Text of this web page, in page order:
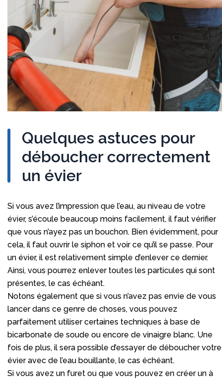
Quelques astuces pour
déboucher correctement
un évier
Si vous avez l’impression que l’eau, au niveau de votre
évier, s’écoule beaucoup moins facilement, il faut vérifier
que vous n’ayez pas un bouchon. Bien évidemment, pour
cela, il faut ouvrir le siphon et voir ce qu’il se passe. Pour
un évier, il est relativement simple d’enlever ce dernier.
Ainsi, vous pourrez enlever toutes les particules qui sont
présentes, le cas échéant.
Notons également que si vous n’avez pas envie de vous
lancer dans ce genre de choses, vous pouvez
parfaitement utiliser certaines techniques à base de
bicarbonate de soude ou encore de vinaigre blanc. Une
fois de plus, il sera possible d’essayer de déboucher votre
évier avec de l’eau bouillante, le cas échéant.
Si vous avez un furet ou que vous pouvez en créer un à